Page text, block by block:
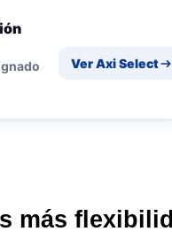
Ver Axi Select
más